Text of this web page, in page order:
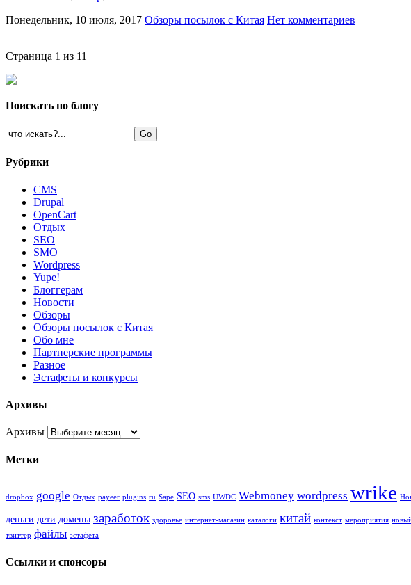
Понедельник, 10 июля, 2017 Обзоры посылок с Китая Нет комментариев
Страница 1 из 11
Поискать по блогу
Рубрики
CMS
Drupal
OpenCart
Oтдых
SEO
SMO
Wordpress
Yupe!
Блоггерам
Новости
Обзоры
Обзоры посылок с Китая
Обо мне
Партнерские программы
Разное
Эстафеты и конкурсы
Архивы
Архивы
Метки
dropbox google Oтдых payeer plugins ru Sape SEO sms UWDC Webmoney wordpress wrike
деньги дети домены заработок здоровье интернет-магазин каталоги китай контекст мероприятия
твиттер файлы эстафета
Ссылки и спонсоры